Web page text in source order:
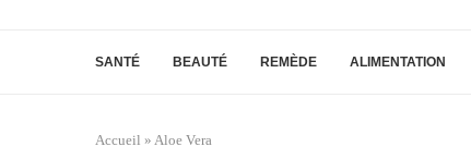
SANTÉ BEAUTÉ REMÈDE ALIMENTATION
Accueil » Aloe Vera